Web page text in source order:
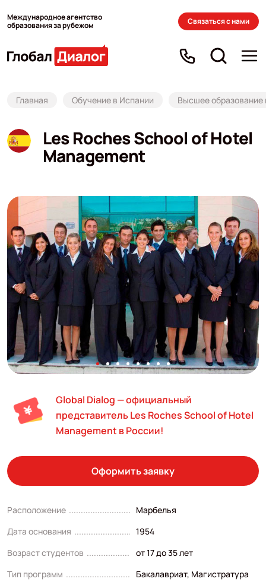
Международное агентство
образования за рубежом
Связаться с нами
Главная Обучение в Испании Высшее образование
Les Roches School of Hotel
Management
Global Dialog — официальный
представитель Les Roches School of Hotel
Management в России!
Оформить заявку
Расположение
Марбелья
Дата основания
1954
Возраст студентов
от 17 до 35 лет
Тип программ
Бакалавриат, Магистратура